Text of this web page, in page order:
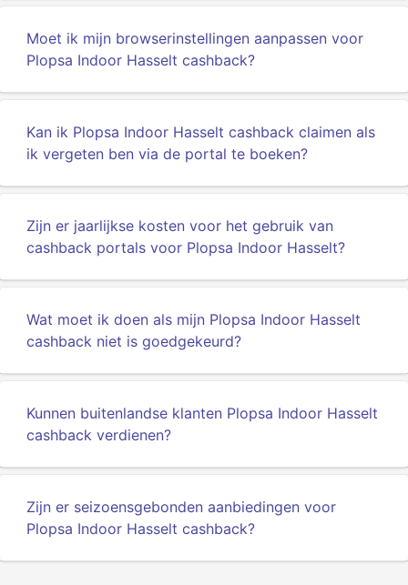
Moet ik mijn browserinstellingen aanpassen voor
Plopsa Indoor Hasselt cashback?
Kan ik Plopsa Indoor Hasselt cashback claimen als
ik vergeten ben via de portal te boeken?
Zijn er jaarlijkse kosten voor het gebruik van
cashback portals voor Plopsa Indoor Hasselt?
Wat moet ik doen als mijn Plopsa Indoor Hasselt
cashback niet is goedgekeurd?
Kunnen buitenlandse klanten Plopsa Indoor Hasselt
cashback verdienen?
Zijn er seizoensgebonden aanbiedingen voor
Plopsa Indoor Hasselt cashback?